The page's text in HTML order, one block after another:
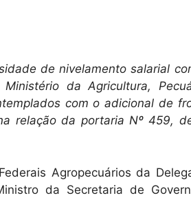
de nivelamento salarial
da Agricultura,
com o adicional de
relação da portaria Nº 459,
Agropecuários da
da Secretaria de